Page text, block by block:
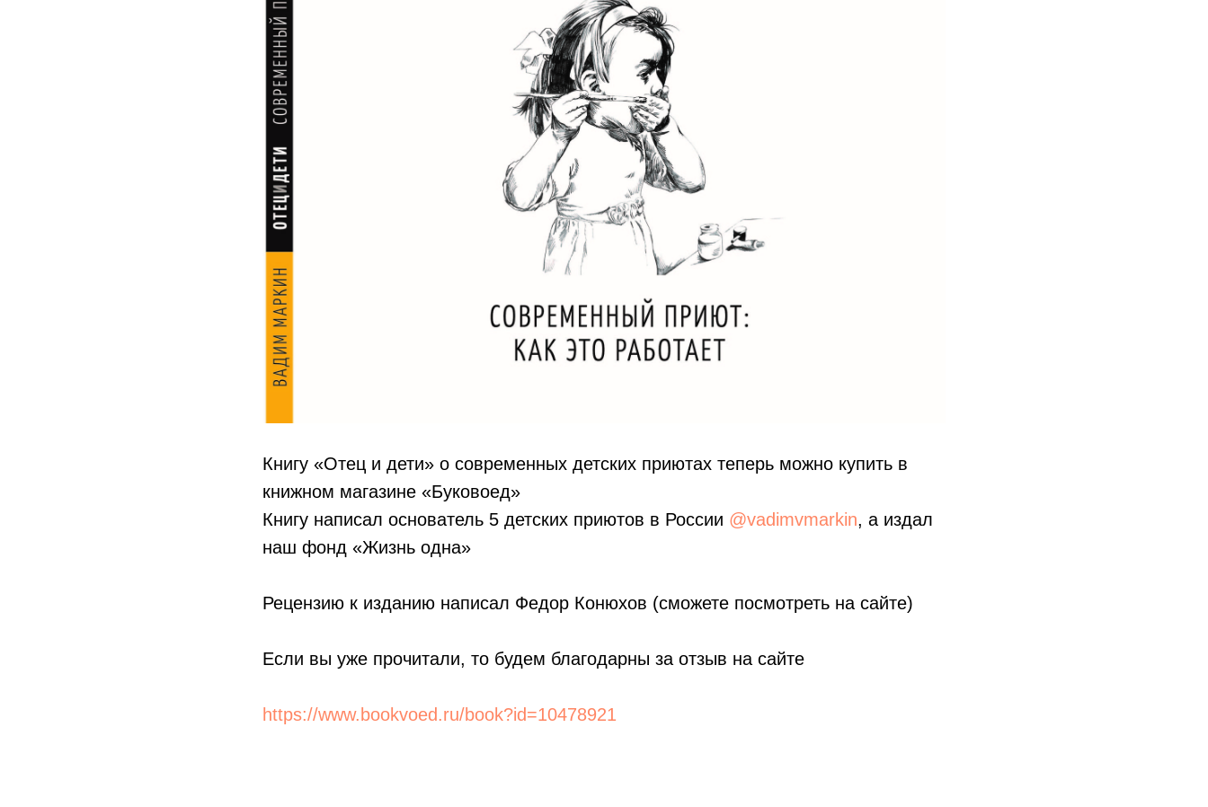
Книгу «Отец и дети» о современных детских приютах теперь можно купить в
книжном магазине «Буковоед»
Книгу написал основатель 5 детских приютов в России @vadimvmarkin, а издал
наш фонд «Жизнь одна»
Рецензию к изданию написал Федор Конюхов (сможете посмотреть на сайте)
Если вы уже прочитали, то будем благодарны за отзыв на сайте
https://www.bookvoed.ru/book?id=10478921